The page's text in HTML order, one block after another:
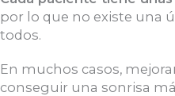
por lo que no existe una
todos.
En muchos casos,
conseguir una sonrisa